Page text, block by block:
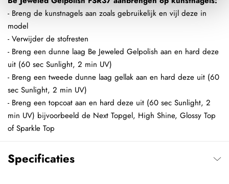
- Breng de kunstnagels aan zoals gebruikelijk en vijl deze in
model
- Verwijder de stofresten
- Breng een dunne laag Be Jeweled Gelpolish aan en hard deze
uit (60 sec Sunlight, 2 min UV)
- Breng een tweede dunne laag gellak aan en hard deze uit (60
sec Sunlight, 2 min UV)
- Breng een topcoat aan en hard deze uit (60 sec Sunlight, 2
min UV) bijvoorbeeld de Next Topgel, High Shine, Glossy Top
of Sparkle Top
Specificaties